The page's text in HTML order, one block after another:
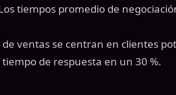
tiempos promedio de
de ventas se centran en clientes
de respuesta en un 30 %.